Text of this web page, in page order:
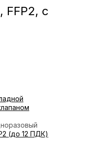
FFP2, с
(до 12 ПДК)